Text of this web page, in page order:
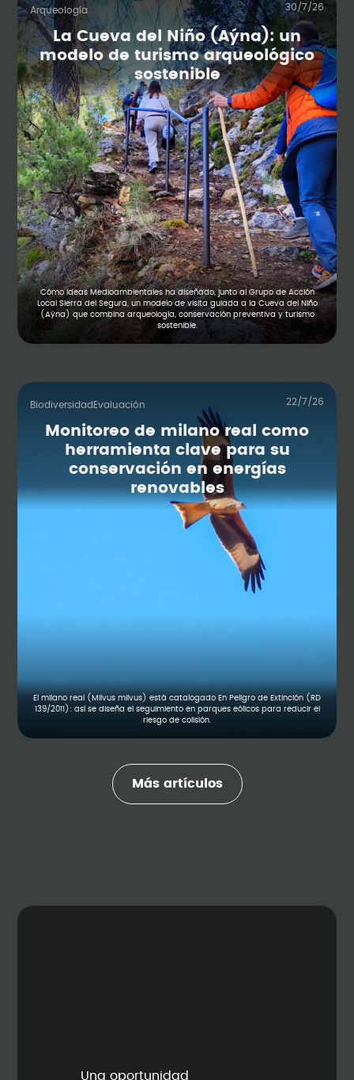
Arqueología 30/7/26
La Cueva del Niño (Aýna): un
modelo de turismo arqueológico
sostenible
Cómo Ideas Medioambientales ha diseñado, junto al Grupo de Acción
Local Sierra del Segura, un modelo de visita guiada a la Cueva del Niño
(Aýna) que combina arqueología, conservación preventiva y turismo
sostenible.
Biodiversidad Evaluación 22/7/26
Monitoreo de milano real como
herramienta clave para su
conservación en energías
renovables
El milano real (Milvus milvus) está catalogado En Peligro de Extinción (RD
139/2011): así se diseña el seguimiento en parques eólicos para reducir el
riesgo de colisión.
Más artículos
Una oportunidad